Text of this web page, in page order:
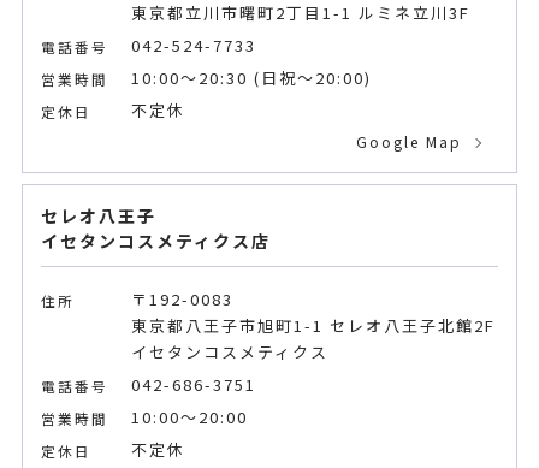
東京都立川市曙町2丁目1-1 ルミネ立川3F
電話番号 042-524-7733
営業時間 10:00～20:30 (日祝〜20:00)
定休日 不定休
Google Map
セレオ八王子
イセタンコスメティクス店
住所
〒192-0083
東京都八王子市旭町1-1 セレオ八王子北館2F
イセタンコスメティクス
電話番号 042-686-3751
営業時間 10:00～20:00
定休日 不定休